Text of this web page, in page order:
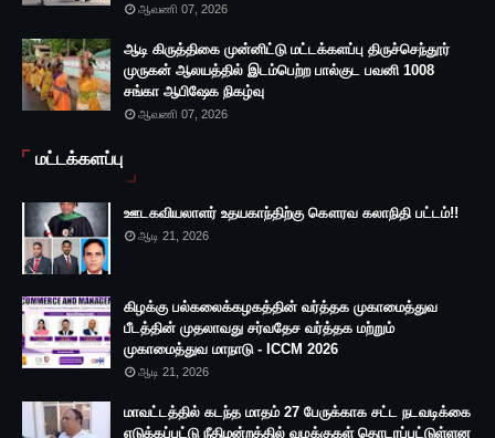
ஆவணி 07, 2026
ஆடி கிருத்திகை முன்னிட்டு மட்டக்களப்பு திருச்செந்தூர்
முருகன் ஆலயத்தில் இடம்பெற்ற பால்குட பவனி 1008
சங்கா ஆபிஷேக நிகழ்வு
ஆவணி 07, 2026
மட்டக்களப்பு
ஊடகவியலாளர் உதயகாந்திற்கு கௌரவ கலாநிதி பட்டம்!!
ஆடி 21, 2026
கிழக்கு பல்கலைக்கழகத்தின் வர்த்தக முகாமைத்துவ
பீடத்தின் முதலாவது சர்வதேச வர்த்தக மற்றும்
முகாமைத்துவ மாநாடு - ICCM 2026
ஆடி 21, 2026
மாவட்டத்தில் கடந்த மாதம் 27 பேருக்காக சட்ட நடவடிக்கை
எடுக்கப்பட்டு நீதிமன்றத்தில் வழக்குகள் தொடரப்பட்டுள்ளன